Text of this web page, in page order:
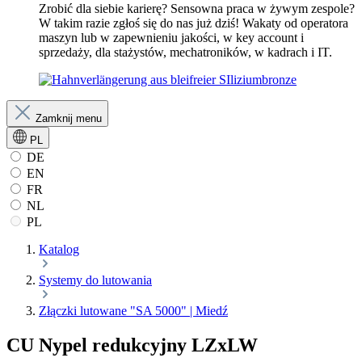
Zrobić dla siebie karierę? Sensowna praca w żywym zespole?
W takim razie zgłoś się do nas już dziś! Wakaty od operatora
maszyn lub w zapewnieniu jakości, w key account i
sprzedaży, dla stażystów, mechatroników, w kadrach i IT.
Zamknij menu
PL
DE
EN
FR
NL
PL
Katalog
Systemy do lutowania
Złączki lutowane "SA 5000" | Miedź
CU Nypel redukcyjny LZxLW